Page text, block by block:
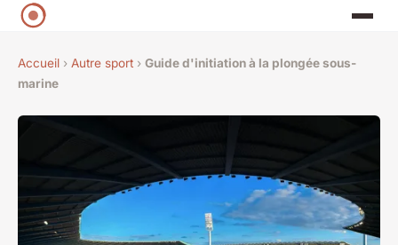
Accueil › Autre sport › Guide d'initiation à la plongée sous-
marine